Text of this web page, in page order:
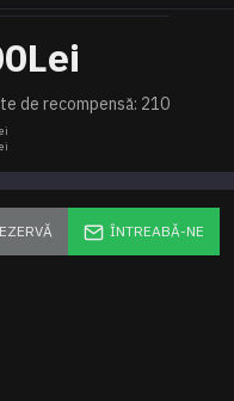
de recompensă: 210
ÎNTREABĂ-NE